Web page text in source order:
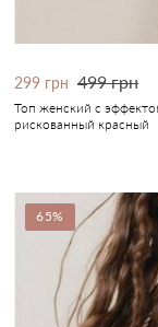
299 грн 499 грн
Топ женский с
рискованный красный
65%